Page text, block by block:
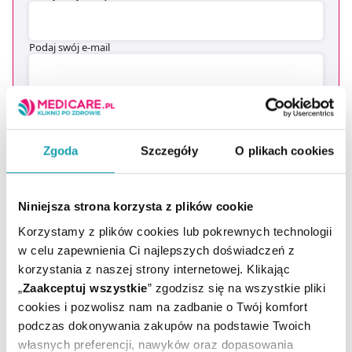
Zgoda Szczegóły O plikach cookies
Niniejsza strona korzysta z plików cookie
Korzystamy z plików cookies lub pokrewnych technologii
w celu zapewnienia Ci najlepszych doświadczeń z
korzystania z naszej strony internetowej. Klikając
„Zaakceptuj wszystkie” zgodzisz się na wszystkie pliki
cookies i pozwolisz nam na zadbanie o Twój komfort
podczas dokonywania zakupów na podstawie Twoich
własnych preferencji, nawyków oraz dopasowania
Podaj swój e-mail
Wyrażam zgodę na przesyłanie, na podany przeze mnie adres e-
elektroniczną
Chcesz się wypisać z newslettera? Kliknijtutaj.